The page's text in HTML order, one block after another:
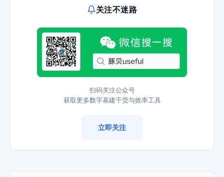
关注不迷路
扫码关注公众号
获取更多数字基建干货与效率工具
立即关注